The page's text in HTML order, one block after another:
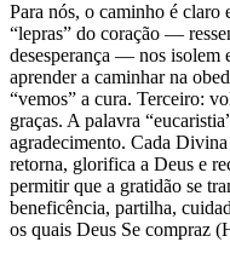
Para nós, o caminho é claro
“lepras” do coração —
desesperança — nos isolem
aprender a caminhar na
“vemos” a cura. Terceiro:
graças. A palavra
agradecimento. Cada
retorna, glorifica a Deus e
permitir que a gratidão se
beneficência, partilha,
os quais Deus Se compraz